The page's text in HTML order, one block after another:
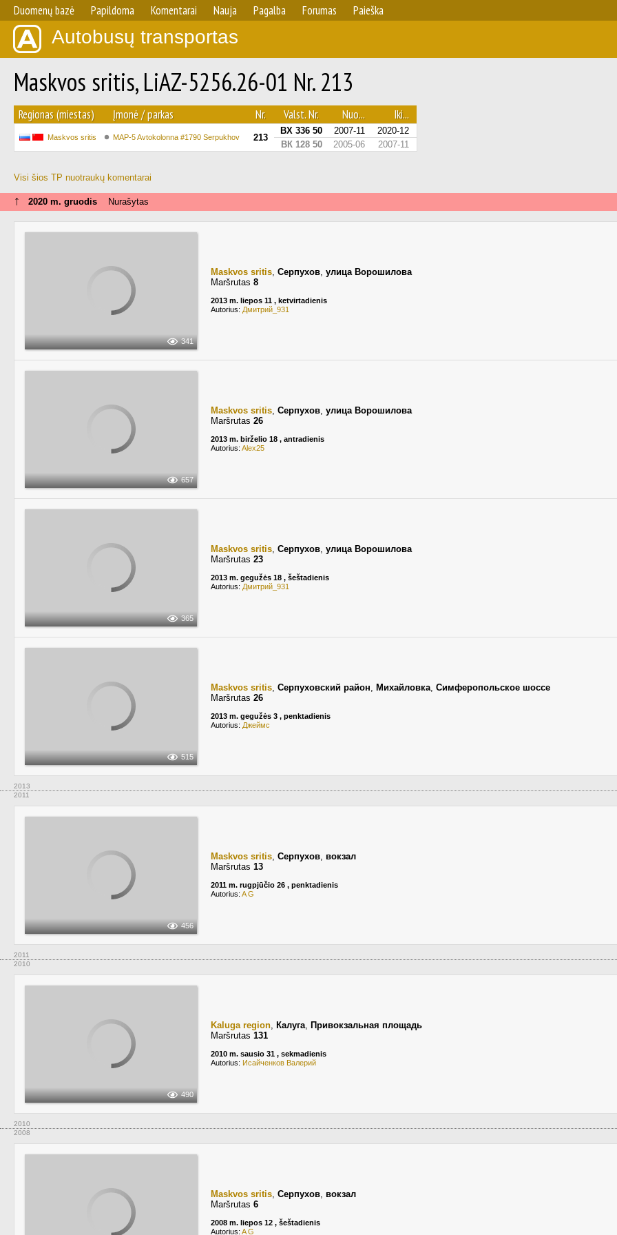
Duomenų bazė Papildoma Komentarai Nauja Pagalba Forumas Paieška
Autobusų transportas
Maskvos sritis, LiAZ-5256.26-01 Nr. 213
Regionas (miestas) Įmonė / parkas Nr. Valst. Nr. Nuo... Iki...
Maskvos sritis MAP-5 Avtokolonna #1790 Serpukhov 213
ВХ 336 50 2007-11
2020-12
ВК 128 50
2005-06 2007-11
Visi šios TP nuotraukų komentarai
↑ 2020 m. gruodis Nurašytas
341
Maskvos sritis, Серпухов, улица Ворошилова
Maršrutas 8
2013 m. liepos 11 , ketvirtadienis
Autorius: Дмитрий_931
657
Maskvos sritis, Серпухов, улица Ворошилова
Maršrutas 26
2013 m. birželio 18 , antradienis
Autorius: Alex25
365
Maskvos sritis, Серпухов, улица Ворошилова
Maršrutas 23
2013 m. gegužės 18 , šeštadienis
Autorius: Дмитрий_931
515
Maskvos sritis, Серпуховский район, Михайловка, Симферопольское шоссе
Maršrutas 26
2013 m. gegužės 3 , penktadienis
Autorius: Джеймс
2013
2011
456
Maskvos sritis, Серпухов, вокзал
Maršrutas 13
2011 m. rugpjūčio 26 , penktadienis
Autorius: A G
2011
2010
490
Kaluga region, Калуга, Привокзальная площадь
Maršrutas 131
2010 m. sausio 31 , sekmadienis
Autorius: Исайченков Валерий
2010
2008
Maskvos sritis, Серпухов, вокзал
Maršrutas 6
2008 m. liepos 12 , šeštadienis
Autorius: A G